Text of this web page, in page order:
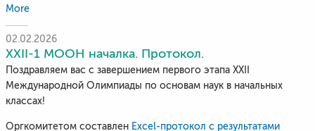
More
02.02.2026
XXII-1 МООН началка. Протокол.
Поздравляем вас с завершением первого этапа XXII
Международной Олимпиады по основам наук в начальных
классах!
Оргкомитетом составлен Excel-протокол с результатами